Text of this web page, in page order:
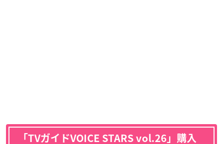
「TVガイドVOICE STARS vol.26」購入